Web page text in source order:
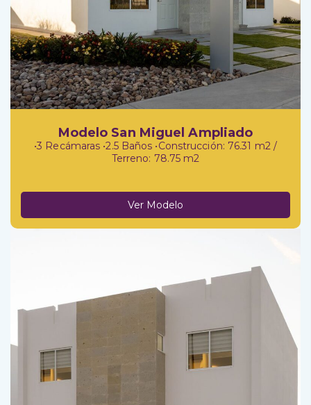
Modelo San Miguel Ampliado
•3 Recámaras •2.5 Baños •Construcción: 76.31 m2 /
Terreno: 78.75 m2
Ver Modelo